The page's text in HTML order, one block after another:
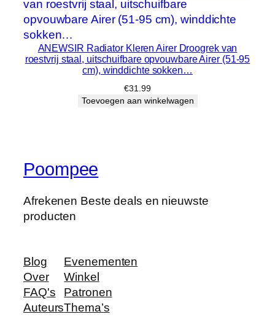
ANEWSIR Radiator Kleren Airer Droogrek van
roestvrij staal, uitschuifbare opvouwbare Airer (51-95
cm), winddichte sokken…
€31.99
Toevoegen aan winkelwagen
Poompee
Afrekenen Beste deals en nieuwste
producten
Blog
Over
FAQ's
Auteurs
Evenementen
Winkel
Patronen
Thema’s